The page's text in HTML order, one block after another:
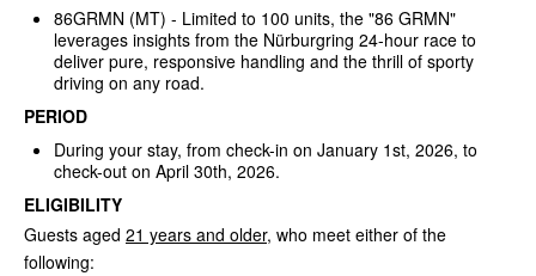
86GRMN (MT) - Limited to 100 units, the "86 GRMN"
leverages insights from the Nürburgring 24-hour race to
deliver pure, responsive handling and the thrill of sporty
driving on any road.
PERIOD
During your stay, from check-in on January 1st, 2026, to
check-out on April 30th, 2026.
ELIGIBILITY
Guests aged 21 years and older, who meet either of the
following: